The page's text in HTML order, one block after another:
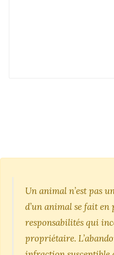
Un animal n’est pas
d’un animal se fait en
responsabilités qui
propriétaire.